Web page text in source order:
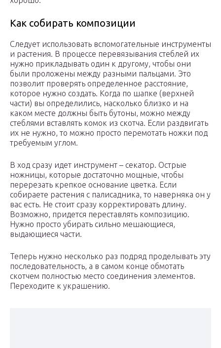
Как собирать композиции
Следует использовать вспомогательные инструменты
и растения. В процессе перевязывания стеблей их
нужно прикладывать один к другому, чтобы они
были проложены между разными пальцами. Это
позволит проверять определенное расстояние,
которое нужно создать. Когда по шапке (верхней
части) вы определились, насколько близко и на
каком месте должны быть бутоны, можно между
стеблями вставлять комок из скотча. Если раздвигать
их не нужно, то можно просто перемотать ножки под
требуемым углом.
В ход сразу идет инструмент – секатор. Острые
ножницы, которые достаточно мощные, чтобы
перерезать крепкое основание цветка. Если
собираете растения с палисадника, то наверняка он у
вас есть. Не стоит сразу корректировать длину.
Возможно, придется переставлять композицию.
Нужно просто убирать сильно мешающиеся,
выдающиеся части.
Теперь нужно несколько раз подряд проделывать эту
последовательность, а в самом конце обмотать
скотчем полностью место соединения элементов.
Переходите к украшению.